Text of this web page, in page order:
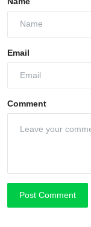
Email
Comment
Post Comment